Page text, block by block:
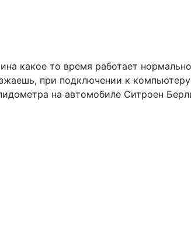
какое то время работает
при подключении к
на автомобиле Ситроен